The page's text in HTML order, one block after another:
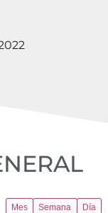
Mes Semana Día